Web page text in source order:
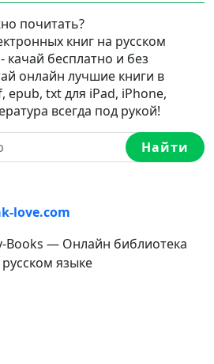
почитать?
книг на русском
качай бесплатно и без
онлайн лучшие книги в
txt для iPad, iPhone,
всегда под рукой!
Найти
love.com
— Онлайн библиотека
языке